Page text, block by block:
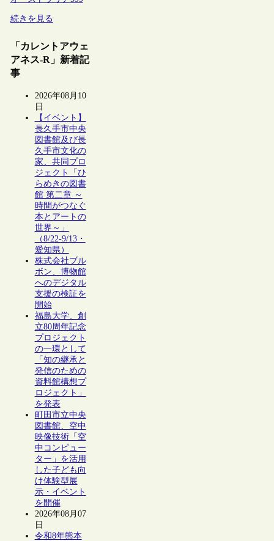
続きを見る
「カレントアウェ
アネス-R」新着記
事
2026年08月10
日
【イベント】
長久手市中央
図書館及び長
久手市文化の
家、共同プロ
ジェクト「ひ
らめきの図書
館 第二章 ～
時間がつなぐ
本とアートの
世界～」
（8/22-9/13・
愛知県）
株式会社ブル
ボン、博物館
へのデジタル
支援の検証を
開始
福島大学、創
立80周年記念
プロジェクト
の一環として
「知の継承と
発信のための
資料館構想プ
ロジェクト」
を発表
町田市立中央
図書館、空中
映像技術「空
中コンピュー
ター」を活用
した子ども向
け体験型展
示・イベント
を開催
2026年08月07
日
令和8年熊本